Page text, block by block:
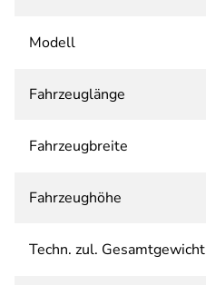
Modell
Fahrzeuglänge
Fahrzeugbreite
Fahrzeughöhe
Techn. zul. Gesamtgewicht